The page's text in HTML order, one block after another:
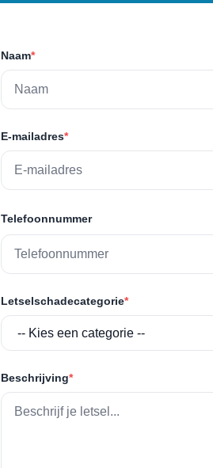
Naam*
E-mailadres*
Telefoonnummer
Letselschadecategorie*
Beschrijving*